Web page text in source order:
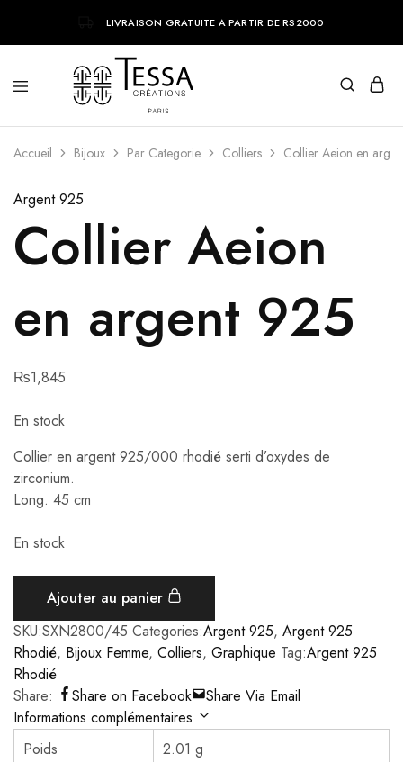
LIVRAISON GRATUITE A PARTIR DE RS2000
Creations
tendances
parisiens
Accueil Bijoux Par Categorie Colliers Collier Aeion en
Argent 925
Collier Aeion
en argent 925
₨1,845
En stock
Collier en argent 925/000 rhodié serti d’oxydes de
zirconium.
Long. 45 cm
En stock
Ajouter au panier
SKU:SXN2800/45 Categories:Argent 925, Argent 925
Rhodié, Bijoux Femme, Colliers, Graphique Tag:Argent 925
Rhodié
Share:
Share on Facebook
Share Via Email
Informations complémentaires
Poids
2.01 g